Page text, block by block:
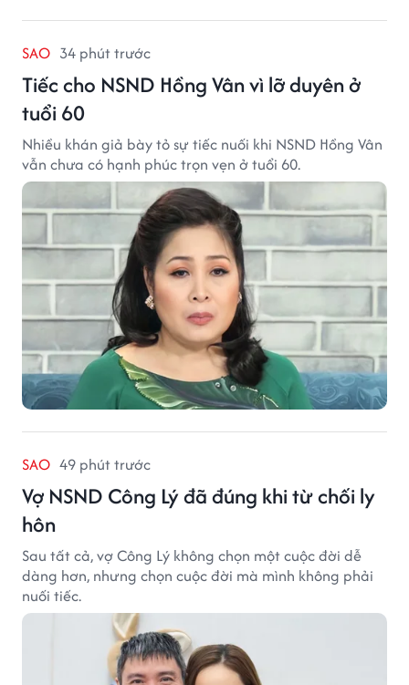
SAO 34 phút trước
Tiếc cho NSND Hồng Vân vì lỡ duyên ở
tuổi 60
Nhiều khán giả bày tỏ sự tiếc nuối khi NSND Hồng Vân
vẫn chưa có hạnh phúc trọn vẹn ở tuổi 60.
SAO 49 phút trước
Vợ NSND Công Lý đã đúng khi từ chối ly
hôn
Sau tất cả, vợ Công Lý không chọn một cuộc đời dễ
dàng hơn, nhưng chọn cuộc đời mà mình không phải
nuối tiếc.